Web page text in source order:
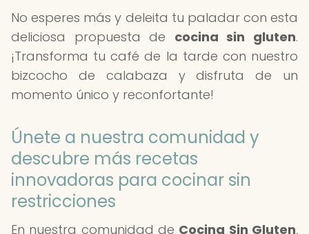
No esperes más y deleita tu paladar con esta
deliciosa propuesta de cocina sin gluten.
¡Transforma tu café de la tarde con nuestro
bizcocho de calabaza y disfruta de un
momento único y reconfortante!
Únete a nuestra comunidad y
descubre más recetas
innovadoras para cocinar sin
restricciones
En nuestra comunidad de Cocina Sin Gluten,